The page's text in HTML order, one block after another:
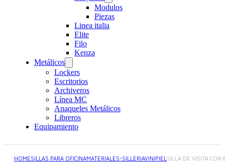
Modulos
Piezas
Linea italia
Elite
Filo
Kenza
Metálicos
Lockers
Escritorios
Archiveros
Línea MC
Anaqueles Metálicos
Libreros
Equipamiento
HOMESILLAS PARA OFICINAMATERIALES-SILLERIAVINIPIEL SILLA DE VISITA CON